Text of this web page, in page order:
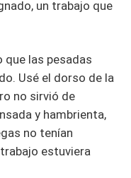
un trabajo que
que las pesadas
Usé el dorso de la
no sirvió de
y hambrienta,
no tenían
estuviera